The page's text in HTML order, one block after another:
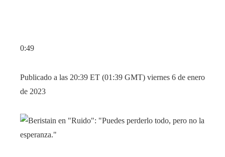
0:49
Publicado a las 20:39 ET (01:39 GMT) viernes 6 de enero
de 2023